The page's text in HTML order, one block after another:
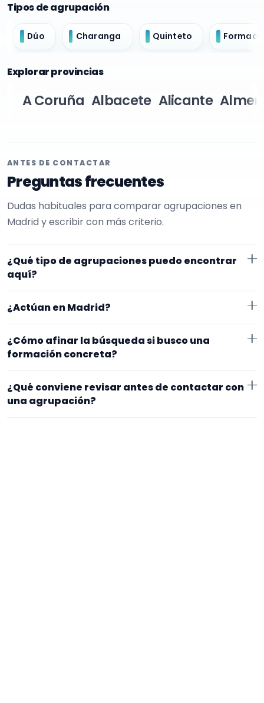
Tipos de agrupación
Dúo Charanga Quinteto
Explorar provincias
A Coruña Albacete Alicante
ANTES DE CONTACTAR
Preguntas frecuentes
Dudas habituales para comparar agrupaciones en
Madrid y escribir con más criterio.
¿Qué tipo de agrupaciones puedo encontrar
aquí?
Conviene comparar repertorio, tamaño de la
¿Actúan en Madrid?
trabajan en Madrid. Algunos son de la zona y otros se
exacto, horarios y posibles gastos.
¿Cómo afinar la búsqueda si busco una
formación concreta?
Empieza por el tipo de evento y la zona. Si ya sabes el
formato que te encaja, usa el filtro de tipo de
agrupación para quedarte con opciones más
¿Qué conviene revisar antes de contactar con
una agrupación?